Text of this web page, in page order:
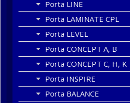
Porta LINE
Porta LAMINATE CPL
Porta LEVEL
Porta CONCEPT A, B
Porta CONCEPT C, H, K
Porta INSPIRE
Porta BALANCE